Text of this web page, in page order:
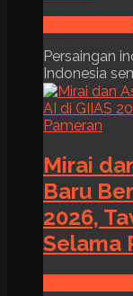
Persaingan
Indonesia
Mirai
Baru
2026,
Selama